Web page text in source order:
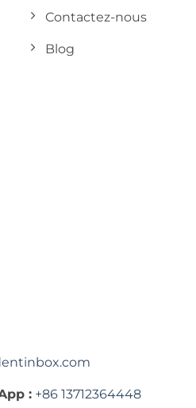
Contactez-nous
Blog
: +86 13712364448